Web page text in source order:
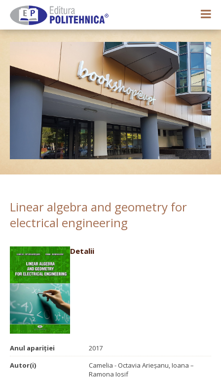
0,00 lei
Linear algebra and geometry for
electrical engineering
Detalii
Anul apariției
2017
Autor(i)
Camelia - Octavia Arieşanu, Ioana –
Ramona Iosif